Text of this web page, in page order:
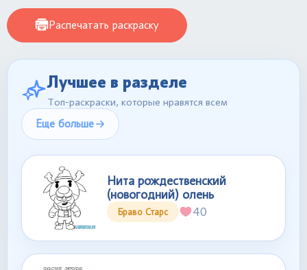
Распечатать раскраску
Лучшее в разделе
Топ-раскраски, которые нравятся всем
Еще больше
Нита рождественский
(новогодний) олень
Браво Старс 40